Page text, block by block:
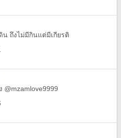
น ถึงไม่มีกินแต่มีเกียรติ
@mzamlove9999